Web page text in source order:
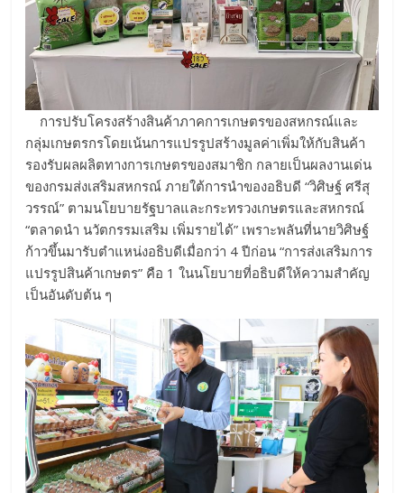
การปรับโครงสร้างสินค้าภาคการเกษตรของสหกรณ์และ
กลุ่มเกษตรกรโดยเน้นการแปรรูปสร้างมูลค่าเพิ่มให้กับสินค้า
รองรับผลผลิตทางการเกษตรของสมาชิก กลายเป็นผลงานเด่น
ของกรมส่งเสริมสหกรณ์ ภายใต้การนำของอธิบดี “วิศิษฐ์ ศรีสุ
วรรณ์” ตามนโยบายรัฐบาลและกระทรวงเกษตรและสหกรณ์
“ตลาดนำ นวัตกรรมเสริม เพิ่มรายได้” เพราะพลันที่นายวิศิษฐ์
ก้าวขึ้นมารับตำแหน่งอธิบดีเมื่อกว่า 4 ปีก่อน “การส่งเสริมการ
แปรรูปสินค้าเกษตร” คือ 1 ในนโยบายที่อธิบดีให้ความสำคัญ
เป็นอันดับต้น ๆ